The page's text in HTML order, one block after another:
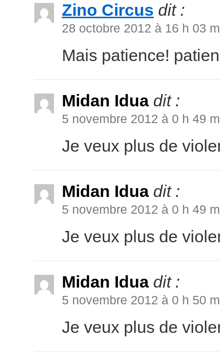
Zino Circus dit :
28 octobre 2012 à 16 h 03
Mais patience!
Midan Idua dit :
5 novembre 2012 à 0 h 49
Je veux plus de
Midan Idua dit :
5 novembre 2012 à 0 h 49
Je veux plus de
Midan Idua dit :
5 novembre 2012 à 0 h 50
Je veux plus de